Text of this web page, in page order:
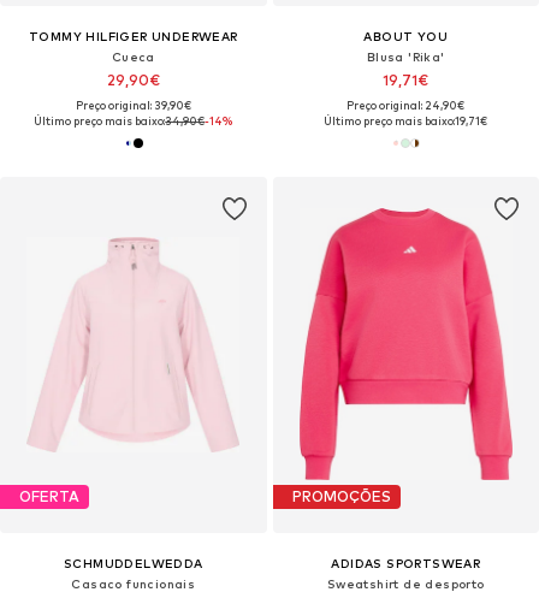
TOMMY HILFIGER UNDERWEAR
Cueca
29,90€
Preço original: 39,90€
Último preço mais baixo:34,90€-14%
ABOUT YOU
Blusa 'Rika'
19,71€
Preço original: 24,90€
Último preço mais baixo:19,71€
OFERTA
SCHMUDDELWEDDA
Casaco funcionais
PROMOÇÕES
ADIDAS SPORTSWEAR
Sweatshirt de desporto